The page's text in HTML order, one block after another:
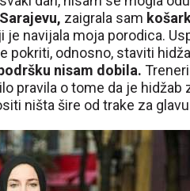
zaigrala sam
je navijala moja porodica.
pokriti, odnosno, staviti
nisam dobila.
pravila o tome da je hidžab
ništa šire od trake za